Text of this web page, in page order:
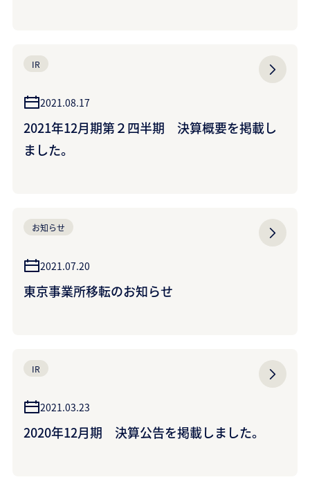
IR
2021.08.17
2021年12月期第２四半期 決算概要を掲載し
ました。
お知らせ
2021.07.20
東京事業所移転のお知らせ
IR
2021.03.23
2020年12月期 決算公告を掲載しました。